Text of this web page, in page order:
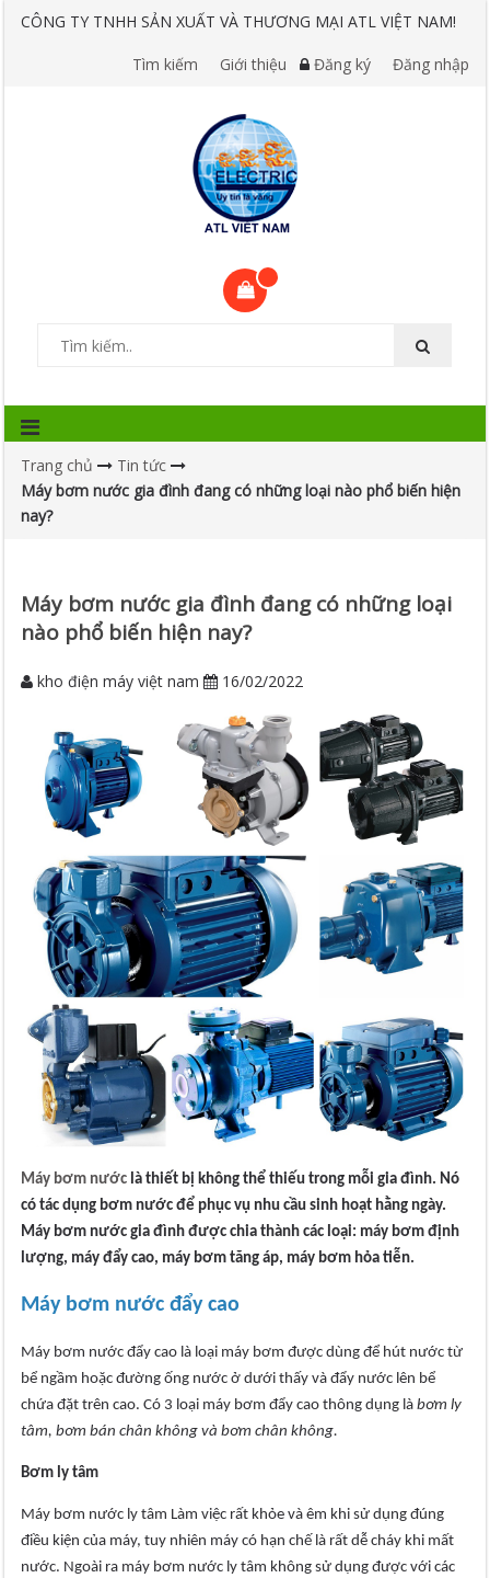
CÔNG TY TNHH SẢN XUẤT VÀ THƯƠNG MẠI ATL VIỆT NAM!
Tìm kiếm Giới thiệu Đăng ký Đăng nhập
Trang chủ
Tin tức
Máy bơm nước gia đình đang có những loại nào phổ biến hiện
nay?
Máy bơm nước gia đình đang có những loại
nào phổ biến hiện nay?
kho điện máy việt nam 16/02/2022
Máy bơm nước là thiết bị không thể thiếu trong mỗi gia đình. Nó
có tác dụng bơm nước để phục vụ nhu cầu sinh hoạt hằng ngày.
Máy bơm nước gia đình được chia thành các loại: máy bơm định
lượng, máy đẩy cao, máy bơm tăng áp, máy bơm hỏa tiễn.
Máy bơm nước đẩy cao
Máy bơm nước đẩy cao là loại máy bơm được dùng để hút nước từ
bể ngầm hoặc đường ống nước ở dưới thấy và đẩy nước lên bể
chứa đặt trên cao. Có 3 loại máy bơm đẩy cao thông dụng làbơm ly
tâm, bơm bán chân không và bơm chân không.
Bơm ly tâm
Máy bơm nước ly tâm Làm việc rất khỏe và êm khi sử dụng đúng
điều kiện của máy, tuy nhiên máy có hạn chế là rất dễ cháy khi mất
nước. Ngoài ra máy bơm nước ly tâm không sử dụng được với các